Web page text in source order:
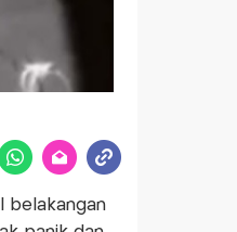
belakangan